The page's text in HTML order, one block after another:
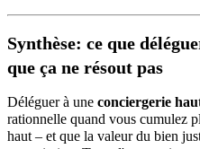
Synthèse: ce que
que ça ne résout pas
Déléguer à une conciergerie
rationnelle quand vous cumulez
haut – et que la valeur du bien